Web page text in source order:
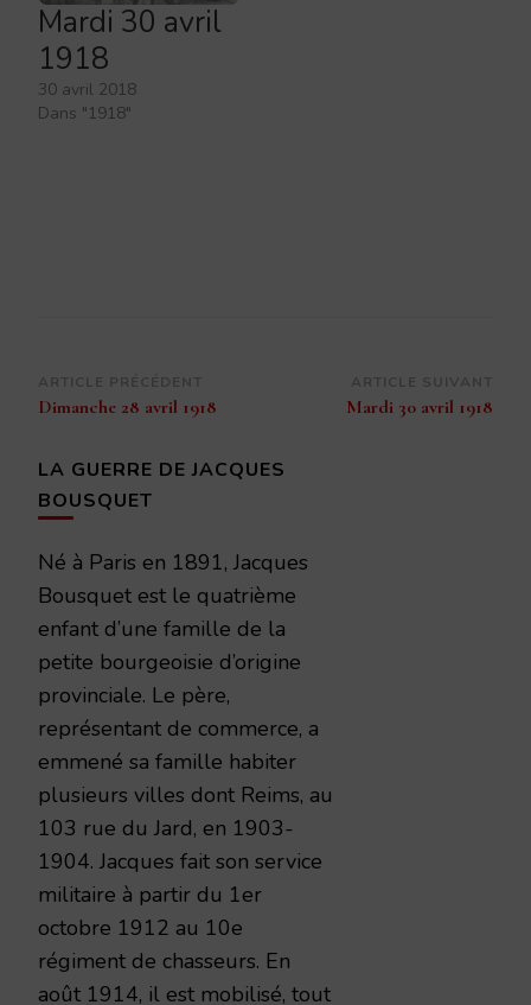
Mardi 30 avril
1918
30 avril 2018
Dans "1918"
Navigation
d’article
Dimanche 28 avril 1918 Mardi 30 avril 1918
LA GUERRE DE JACQUES
BOUSQUET
Né à Paris en 1891, Jacques
Bousquet est le quatrième
enfant d’une famille de la
petite bourgeoisie d’origine
provinciale. Le père,
représentant de commerce, a
emmené sa famille habiter
plusieurs villes dont Reims, au
103 rue du Jard, en 1903-
1904. Jacques fait son service
militaire à partir du 1er
octobre 1912 au 10e
régiment de chasseurs. En
août 1914, il est mobilisé, tout